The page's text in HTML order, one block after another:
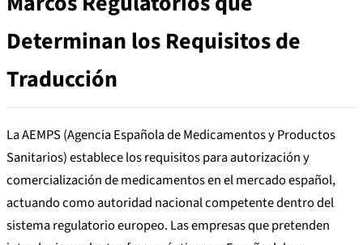
Determinan los Requisitos de
Traducción
La AEMPS (Agencia Española de Medicamentos y Productos
Sanitarios) establece los requisitos para autorización y
comercialización de medicamentos en el mercado español,
actuando como autoridad nacional competente dentro del
sistema regulatorio europeo. Las empresas que pretenden